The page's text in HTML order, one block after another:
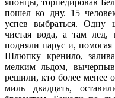
пошел ко дну. 15
успев выбраться. Одну
чистая вода, а там
подняли парус и,
Шлюпку кренило,
мелким льдом,
решили, кто более менее
миль двадцать,